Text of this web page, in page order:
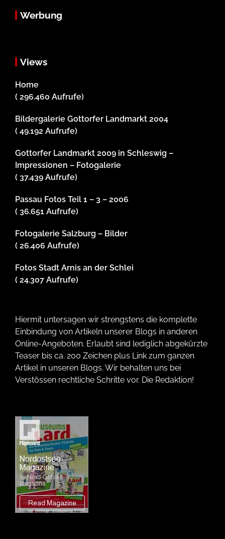
Wir verwenden Technologien wie Cookies, um Geräteinformationen zu
speichern und/oder darauf zuzugreifen. Wir tun dies, um das Browsing-
Erlebnis zu verbessern und um (nicht) personalisierte Werbung
anzuzeigen. Wenn du nicht zustimmst oder die Zustimmung widerrufst,
kann dies bestimmte Merkmale und Funktionen beeinträchtigen.
Nur funktionale Cookies
Werbung
Views
Home
( 296.460 Aufrufe)
Bildergalerie Gottorfer Landmarkt 2004
( 49.192 Aufrufe)
Gottorfer Landmarkt 2009 in Schleswig –
Impressionen – Fotogalerie
( 37.439 Aufrufe)
Passau Fotos Teil 1 – 3 – 2006
( 36.651 Aufrufe)
Fotogalerie Salzburg – Bilder
( 26.406 Aufrufe)
Fotos Stadt Arnis an der Schlei
( 24.307 Aufrufe)
Hiermit untersagen wir strengstens die komplette
Einbindung von Artikeln unserer Blogs in anderen
Online-Angeboten. Erlaubt sind lediglich abgekürzte
Teaser bis ca. 200 Zeichen plus Link zum ganzen
Artikel in unseren Blogs. Wir behalten uns bei
Verstössen rechtliche Schritte vor. Die Redaktion!